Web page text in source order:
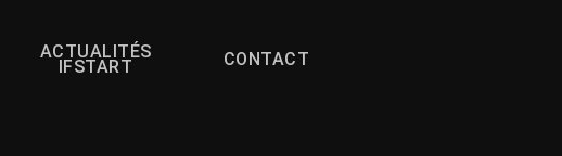
ACTUALITÉS
IFSTART CONTACT